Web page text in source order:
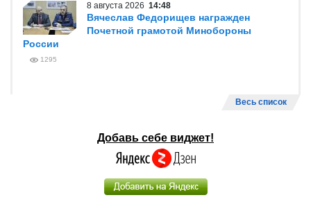
8 августа 2026 14:48
Вячеслав Федорищев награжден
Почетной грамотой Минобороны
России
1295
Весь список
Добавь себе виджет!